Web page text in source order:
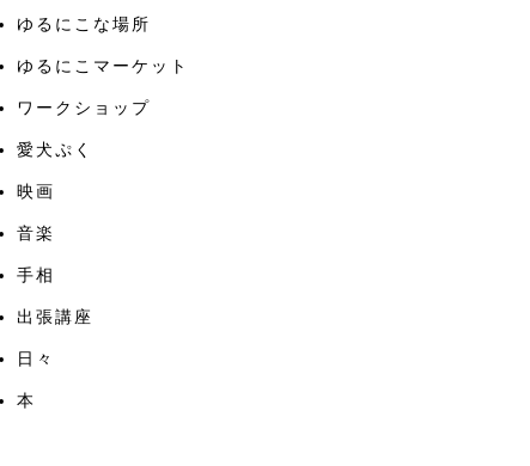
ゆるにこな場所
ゆるにこマーケット
ワークショップ
愛犬ぷく
映画
音楽
手相
出張講座
日々
本